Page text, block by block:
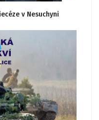
v Nesuchyni